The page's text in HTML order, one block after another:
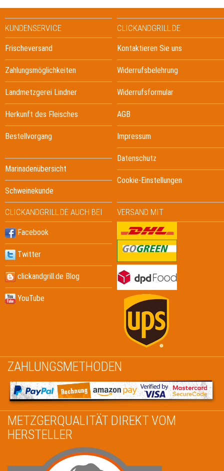
KUNDENSERVICE
Frischeversand
Zahlungsmöglichkeiten
Landmetzgerei Lindner
Herkunft des Fleisches
Bestellvorgang
Marinadenübersicht
Schweinekunde
CLICKANDGRILL.DE
Kontaktieren Sie uns
Widerrufsbelehrung
Widerrufsformular
AGB
Impressum
Datenschutz
Cookie-Einstellungen
CLICKANDGRILL.DE AUCH BEI
Facebook
Twitter
clickandgrill.de Blog
YouTube
VERSAND MIT
ZAHLUNGSMETHODEN
METZGERQUALITÄT DIREKT VOM
HERSTELLER